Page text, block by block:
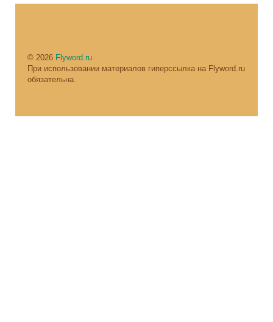
© 2026 Flyword.ru
При использовании материалов гиперссылка на Flyword.ru
обязательна.